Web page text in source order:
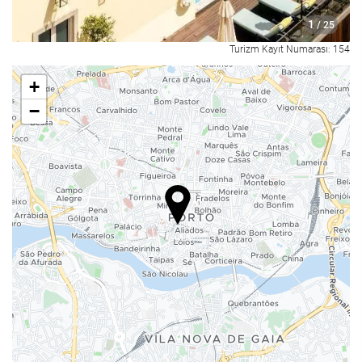
Çocuklar için menüler
Özel diyet menüleri (isteğe tabi)
Odaya kahvaltı servisi
Mevye
Havuz
Havuz
Açık yüzme havuzu
AÃ§Ä±k yÃ¼zme havuzu (sezonluk)
Dalma havuzu
Ä°nternet
WiFi
Wi-Fi tüm alanlarda mevcuttur
1 / 25
Turizm Kayıt Numarası: 154
+
−